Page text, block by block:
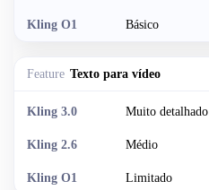
Básico
Texto para vídeo
Muito detalhado
Médio
Limitado